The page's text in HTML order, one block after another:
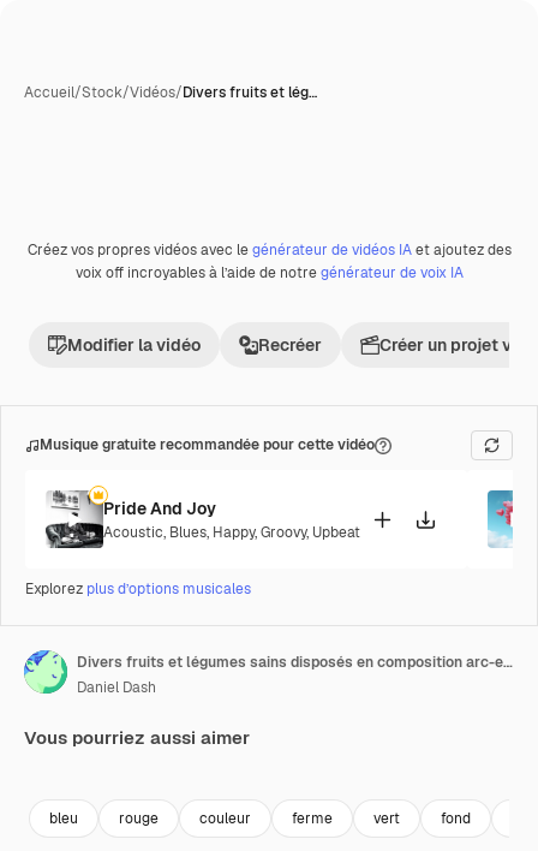
Accueil/Stock/Vidéos/Divers fruits et lég…
Premium
Créez vos propres vidéos avec legénérateur de vidéos IAet ajoutez des
voix off incroyables à l’aide de notregénérateur de voix IA
Modifier la vidéo Recréer Créer un projet
Musique gratuite recommandée pour cette vidéo
Pride And Joy
Acoustic, Blues, Happy,Groovy, Upbeat
Explorez plus d’options musicales
Divers fruits et légumes sains disposés en composition arc-en-ciel.
Daniel Dash
Vous pourriez aussi aimer
bleu rouge couleur ferme vert fond